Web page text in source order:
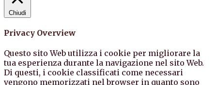
Chiudi
Privacy Overview
Questo sito Web utilizza i cookie per migliorare la
tua esperienza durante la navigazione nel sito Web.
Di questi, i cookie classificati come necessari
vengono memorizzati nel browser in quanto sono